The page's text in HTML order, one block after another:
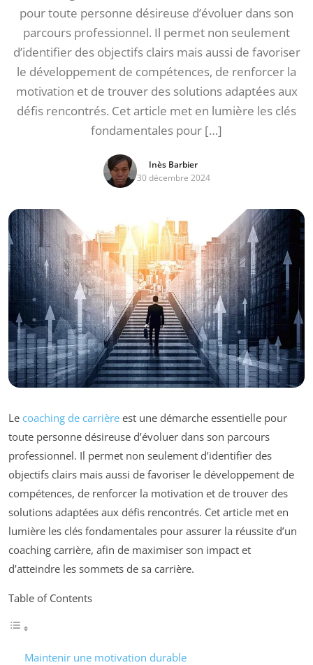
pour toute personne désireuse d’évoluer dans son
parcours professionnel. Il permet non seulement
d’identifier des objectifs clairs mais aussi de favoriser
le développement de compétences, de renforcer la
motivation et de trouver des solutions adaptées aux
défis rencontrés. Cet article met en lumière les clés
fondamentales pour […]
Inès Barbier
30 décembre 2024
Le coaching de carrière est une démarche essentielle pour
toute personne désireuse d’évoluer dans son parcours
professionnel. Il permet non seulement d’identifier des
objectifs clairs mais aussi de favoriser le développement de
compétences, de renforcer la motivation et de trouver des
solutions adaptées aux défis rencontrés. Cet article met en
lumière les clés fondamentales pour assurer la réussite d’un
coaching carrière, afin de maximiser son impact et
d’atteindre les sommets de sa carrière.
Table of Contents
Maintenir une motivation durable